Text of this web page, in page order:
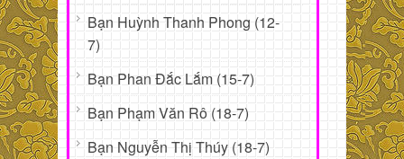
Bạn Huỳnh Thanh Phong (12-
7)
Bạn Phan Đắc Lắm (15-7)
Bạn Phạm Văn Rô (18-7)
Bạn Nguyễn Thị Thúy (18-7)